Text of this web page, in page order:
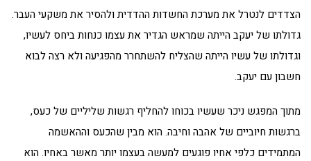
הצדדים לנטרל את מערכת החשדות ההדדית ולהסיר את משקעי העבר.
גדולתו של יעקב הייתה שמראש הגדיר את עצמו כנחות ביחס לעשיו,
וגדולתו של עשיו הייתה שהצליח להשתחרר מהפגיעה ולא רצה לבוא
חשבון עם יעקב.
מתוך המפגש ניכר שעשיו בכוחו להחליף רגשות שליליים של כעס,
ברגשות חיוביים של אהבה וחיבה. הוא מבין שהכעס וההאשמה
המתמידים כלפי אחיו פוגעים למעשה בעצמו יותר מאשר באחיו. הוא